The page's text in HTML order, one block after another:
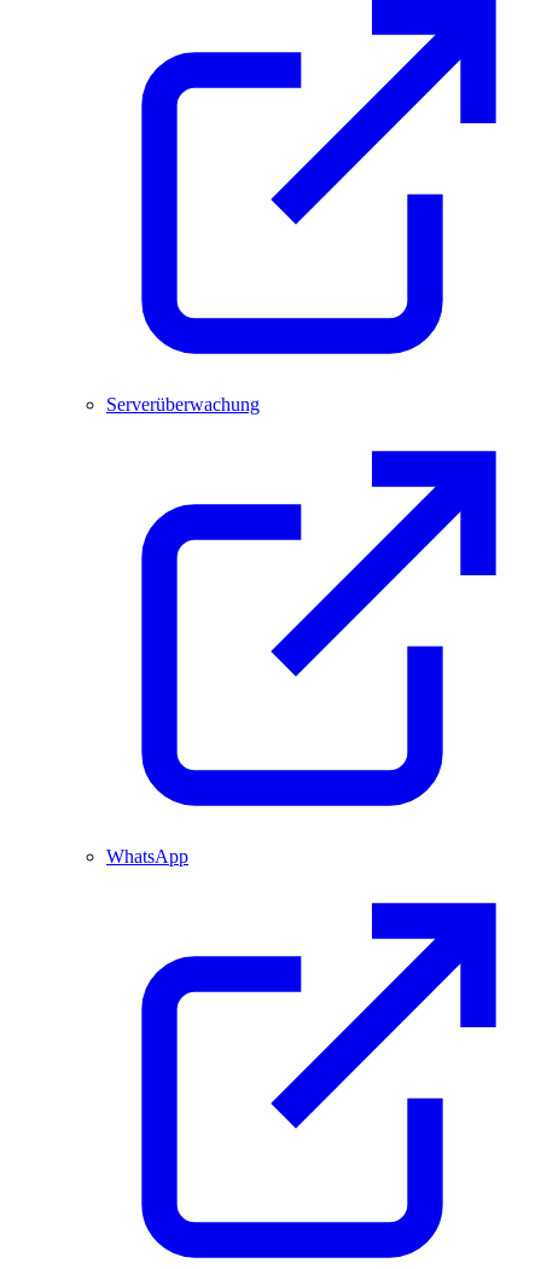
Serverüberwachung
WhatsApp